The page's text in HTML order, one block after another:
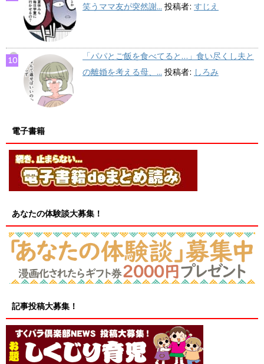
笑うママ友が突然謝... 投稿者: すじえ
「パパとご飯を食べてると…」食い尽くし夫と
の離婚を考える母、... 投稿者: しろみ
電子書籍
あなたの体験談大募集！
記事投稿大募集！